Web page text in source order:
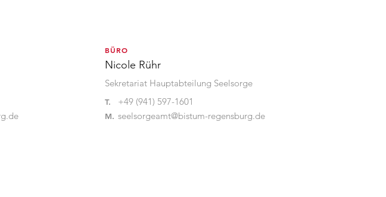
BÜRO
Nicole Rühr
Sekretariat Hauptabteilung Seelsorge
T. +49 (941) 597-1601
M. seelsorgeamt@bistum-regensburg.de